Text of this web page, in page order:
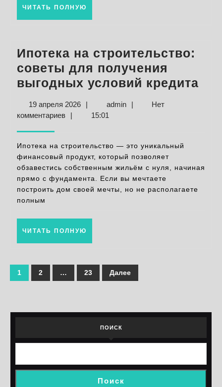
ЧИТАТЬ ПОЛНУЮ
Ипотека на строительство:
советы для получения
выгодных условий кредита
19 апреля 202619
апреля
| adminadmin
|
Нет
комментариев
| 15:01
Ипотека на строительство — это уникальный
финансовый продукт, который позволяет
обзавестись собственным жильём с нуля, начиная
прямо с фундамента. Если вы мечтаете
построить дом своей мечты, но не располагаете
полным
ЧИТАТЬ ПОЛНУЮ
Пагинация
записей
1 2 … 23 Далее
ПОИСК
Поиск